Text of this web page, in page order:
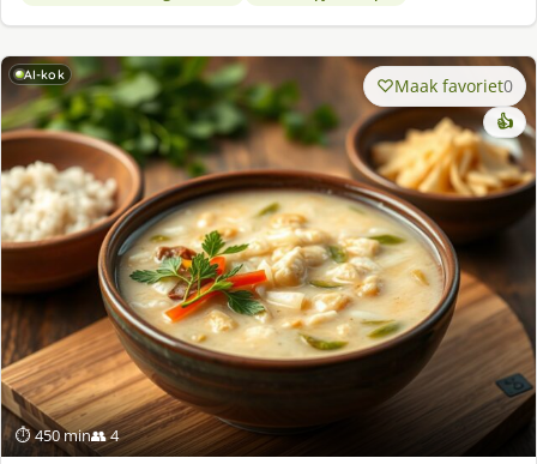
AI-kok
⏱ 450 min👥 4
Maak favoriet0
👍